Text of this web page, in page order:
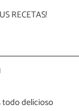
RECETAS!
todo delicioso